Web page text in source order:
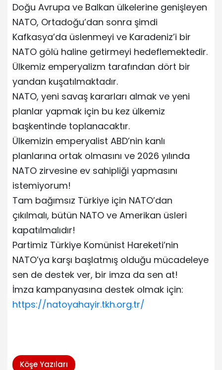
Doğu Avrupa ve Balkan ülkelerine genişleyen
NATO, Ortadoğu’dan sonra şimdi
Kafkasya’da üslenmeyi ve Karadeniz’i bir
NATO gölü haline getirmeyi hedeflemektedir.
Ülkemiz emperyalizm tarafından dört bir
yandan kuşatılmaktadır.
NATO, yeni savaş kararları almak ve yeni
planlar yapmak için bu kez ülkemiz
başkentinde toplanacaktır.
Ülkemizin emperyalist ABD’nin kanlı
planlarına ortak olmasını ve 2026 yılında
NATO zirvesine ev sahipliği yapmasını
istemiyorum!
Tam bağımsız Türkiye için NATO’dan
çıkılmalı, bütün NATO ve Amerikan üsleri
kapatılmalıdır!
Partimiz Türkiye Komünist Hareketi’nin
NATO’ya karşı başlatmış olduğu mücadeleye
sen de destek ver, bir imza da sen at!
İmza kampanyasına destek olmak için:
https://natoyahayir.tkh.org.tr/
Köşe Yazıları